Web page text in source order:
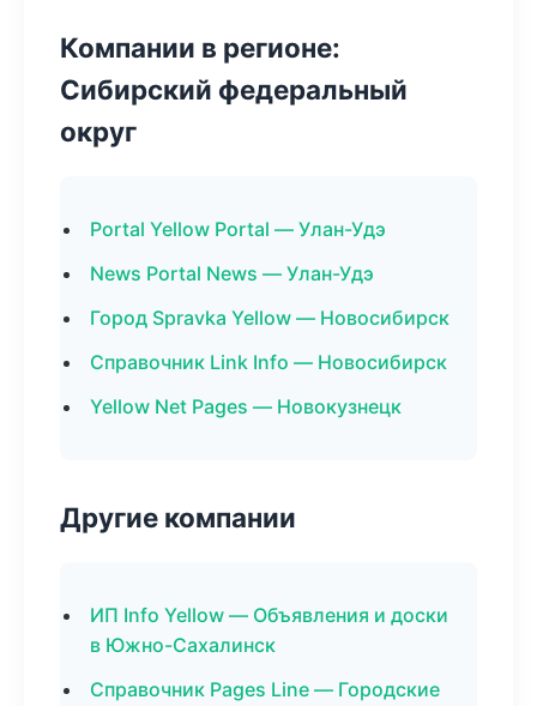
Компании в регионе:
Сибирский федеральный
округ
Portal Yellow Portal — Улан-Удэ
News Portal News — Улан-Удэ
Город Spravka Yellow — Новосибирск
Справочник Link Info — Новосибирск
Yellow Net Pages — Новокузнецк
Другие компании
ИП Info Yellow — Объявления и доски
в Южно-Сахалинск
Справочник Pages Line — Городские